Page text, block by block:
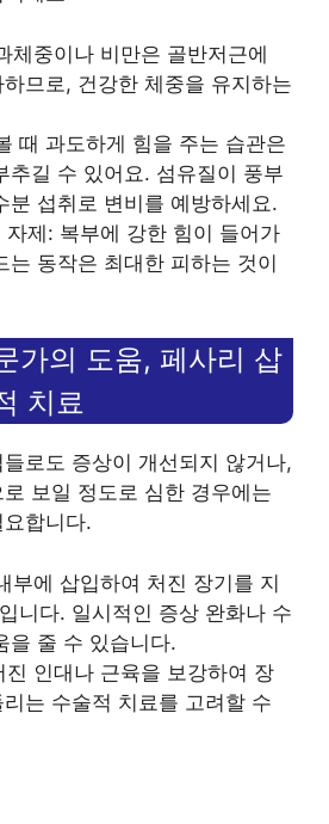
체중이나 비만은 골반저근에
므로, 건강한 체중을 유지하는
때 과도하게 힘을 주는 습관은
추길 수 있어요. 섬유질이 풍부
분 섭취로 변비를 예방하세요.
제: 복부에 강한 힘이 들어가
는 동작은 최대한 피하는 것이
가의 도움, 페사리 삽
치료
로도 증상이 개선되지 않거나,
보일 정도로 심한 경우에는
합니다.
부에 삽입하여 처진 장기를 지
니다. 일시적인 증상 완화나 수
을 줄 수 있습니다.
인대나 근육을 보강하여 장
는 수술적 치료를 고려할 수